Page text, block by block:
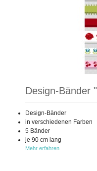
Design-Bänder
Design-Bänder
in verschiedenen Farben
5 Bänder
je 90 cm lang
Mehr erfahren